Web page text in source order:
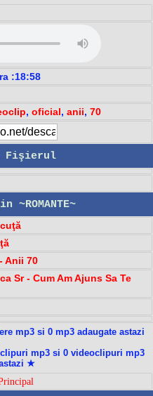
:18:58
, oficial, anii, 70
Fişierul
Anii 70
Sr - Cum Am Ajuns Sa Te
mp3 si 0 mp3 adaugate astazi
mp3 si 0 videoclipuri mp3
★